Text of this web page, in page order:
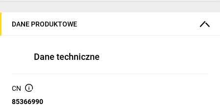
DANE PRODUKTOWE
Dane techniczne
CN
85366990